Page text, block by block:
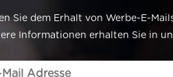
Sie dem Erhalt von Werbe-E-
Informationen erhalten Sie in